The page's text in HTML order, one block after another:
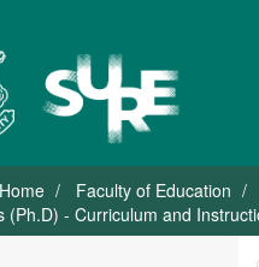
Faculty of Education
(Ph.D) - Curriculum and